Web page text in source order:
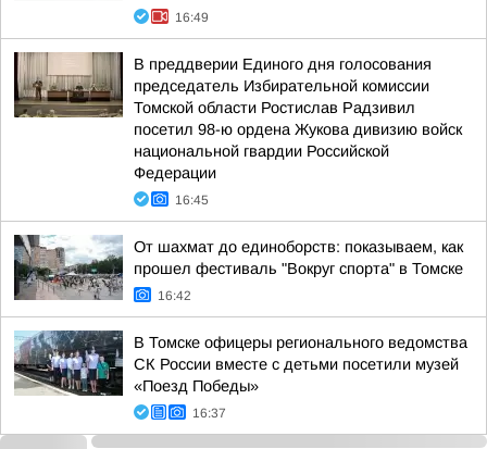
16:49
В преддверии Единого дня голосования
председатель Избирательной комиссии
Томской области Ростислав Радзивил
посетил 98-ю ордена Жукова дивизию войск
национальной гвардии Российской
Федерации
16:45
От шахмат до единоборств: показываем, как
прошел фестиваль "Вокруг спорта" в Томске
16:42
В Томске офицеры регионального ведомства
СК России вместе с детьми посетили музей
«Поезд Победы»
16:37